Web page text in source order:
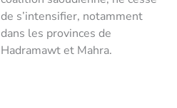
de s’intensifier, notamment
dans les provinces de
Hadramawt et Mahra.